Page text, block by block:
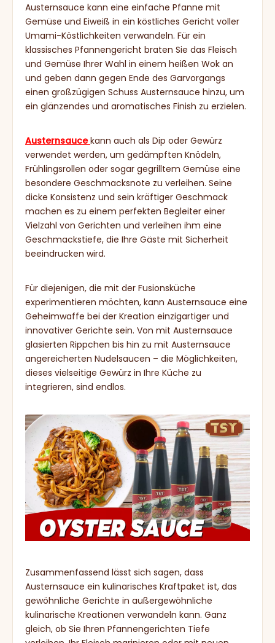
Austernsauce kann eine einfache Pfanne mit
Gemüse und Eiweiß in ein köstliches Gericht voller
Umami-Köstlichkeiten verwandeln. Für ein
klassisches Pfannengericht braten Sie das Fleisch
und Gemüse Ihrer Wahl in einem heißen Wok an
und geben dann gegen Ende des Garvorgangs
einen großzügigen Schuss Austernsauce hinzu, um
ein glänzendes und aromatisches Finish zu erzielen.
Austernsaucekann auch als Dip oder Gewürz
verwendet werden, um gedämpften Knödeln,
Frühlingsrollen oder sogar gegrilltem Gemüse eine
besondere Geschmacksnote zu verleihen. Seine
dicke Konsistenz und sein kräftiger Geschmack
machen es zu einem perfekten Begleiter einer
Vielzahl von Gerichten und verleihen ihm eine
Geschmackstiefe, die Ihre Gäste mit Sicherheit
beeindrucken wird.
Für diejenigen, die mit der Fusionsküche
experimentieren möchten, kann Austernsauce eine
Geheimwaffe bei der Kreation einzigartiger und
innovativer Gerichte sein. Von mit Austernsauce
glasierten Rippchen bis hin zu mit Austernsauce
angereicherten Nudelsaucen – die Möglichkeiten,
dieses vielseitige Gewürz in Ihre Küche zu
integrieren, sind endlos.
Zusammenfassend lässt sich sagen, dass
Austernsauce ein kulinarisches Kraftpaket ist, das
gewöhnliche Gerichte in außergewöhnliche
kulinarische Kreationen verwandeln kann. Ganz
gleich, ob Sie Ihren Pfannengerichten Tiefe